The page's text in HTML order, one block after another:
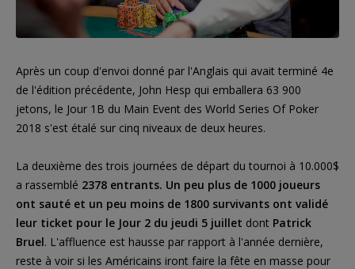
Après un coup d'envoi donné par l'Anglais qui avait terminé 4e
de l'édition précédente, John Hesp qui emballera 63 900
jetons, le Jour 1B du Main Event des World Series Of Poker
2018 s'est étalé sur cinq niveaux de deux heures.
La deuxième des trois journées de départ du tournoi à 10.000$
a rassemblé 2378 entrants. Un peu plus de 1000 joueurs
ont sauté et un peu moins de 1800 survivants ont validé
leur ticket pour le Jour 2 du jeudi 5 juillet dont Patrick
Bruel. L'affluence est hausse par rapport à l'année dernière,
reste à voir si les Américains iront faire la fête en masse pour